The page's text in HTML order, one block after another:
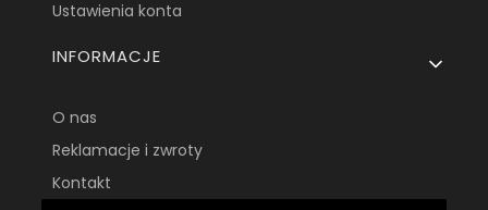
Ustawienia konta
INFORMACJE
O nas
Reklamacje i zwroty
Kontakt